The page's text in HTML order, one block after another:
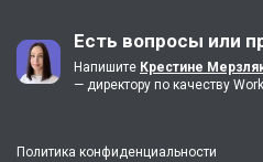
Есть вопросы или
Напишите Крестине
— директору по качеству
Политика конфиденциальности